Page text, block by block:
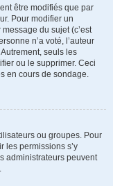
être modifiés que par
Pour modifier un
du sujet (c’est
n’a voté, l’auteur
seuls les
ou le supprimer. Ceci
en cours de sondage.
ou groupes. Pour
les permissions s’y
administrateurs peuvent